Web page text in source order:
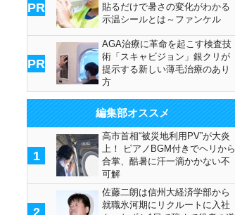
PR
貼るだけで暑さの変化がわかる
示温シールとは～ファンケル
PR
AGA治療に革命を起こす検査技
術「スキャビジョン」銀クリが
提示する新しい薄毛治療のあり
方
編集部オススメ
1
高市首相“被災地利用PV”が大炎
上！ ピアノBGM付きでヘリから
合掌、酷暑に汗一滴かかない不
可解
2
佐藤二朗は信州大経済学部から
就職氷河期にリクルートに入社